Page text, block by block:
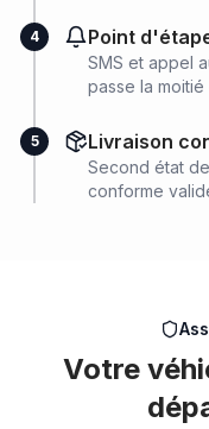
4 Point
SMS et appel
passe la moitié
5 Livraison
Second état
conforme
Votre